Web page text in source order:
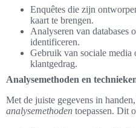
Enquêtes die zijn
kaart te brengen.
Analyseren van databases
identificeren.
Gebruik van sociale
klantgedrag.
Analysemethoden en
Met de juiste gegevens in
analysemethoden toepassen. Dit